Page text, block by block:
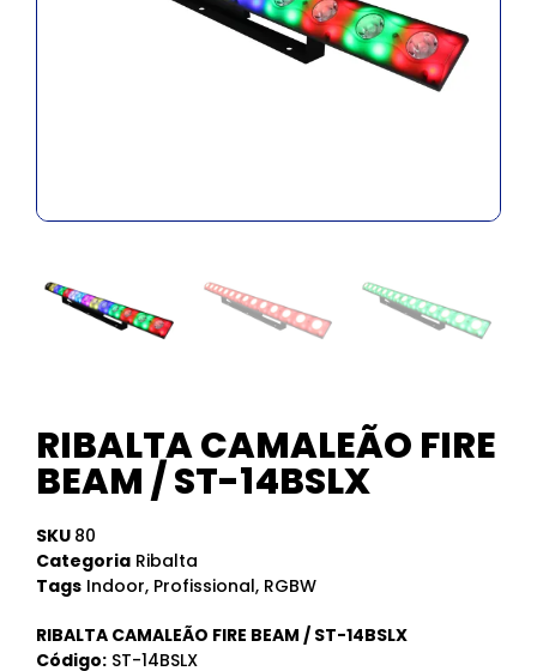
RIBALTA CAMALEÃO FIRE
BEAM / ST-14BSLX
SKU 80
Categoria Ribalta
Tags Indoor, Profissional, RGBW
RIBALTA CAMALEÃO FIRE BEAM / ST-14BSLX
Código: ST-14BSLX